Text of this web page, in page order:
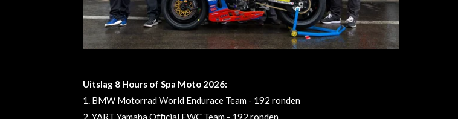
Uitslag 8 Hours of Spa Moto 2026:
1. BMW Motorrad World Endurace Team - 192 ronden
2. YART Yamaha Official EWC Team - 192 ronden